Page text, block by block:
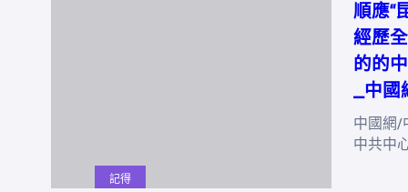
記得
順應“
經歷
的的
_中國
中國網/
中共中